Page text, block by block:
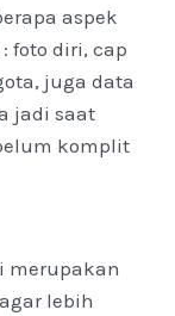
aspek
foto diri, cap
juga data
jadi saat
komplit
merupakan
lebih